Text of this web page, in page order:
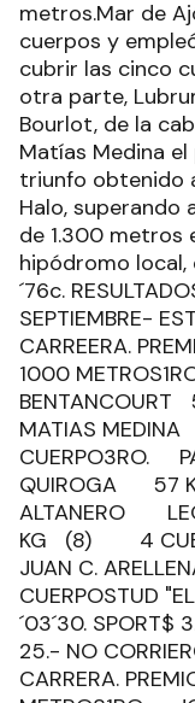
metros.Mar de
cuerpos y
cubrir las cinco
otra parte,
Bourlot, de la
Matías Medina
triunfo obtenido
Halo, superando
de 1.300 metros
hipódromo local,
´76c.
SEPTIEMBRE-
CARREERA.
1000
MATIAS
CUERPO3RO.
QUIROGA 57
ALTANERO
KG (8) 4
JUAN C.
CUERPOSTUD
´03´30. SPORT$
25.- NO
CARRERA.